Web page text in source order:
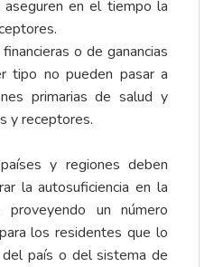
en el tiempo la
o de ganancias
tipo no pueden pasar a
primarias de salud y
y receptores.
y regiones deben
la autosuficiencia en la
proveyendo un número
los residentes que lo
país o del sistema de